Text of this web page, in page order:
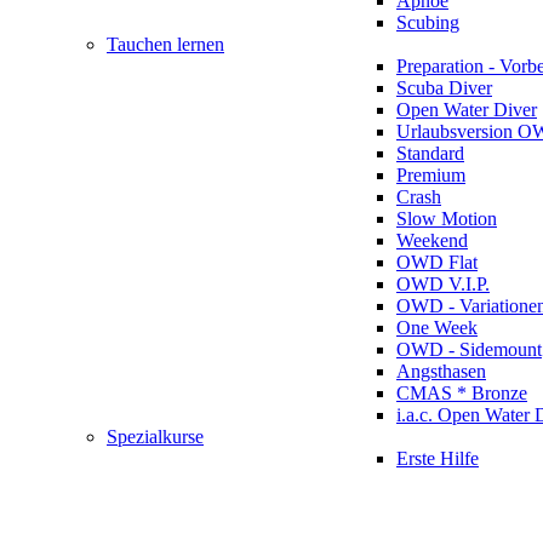
Scubing
Tauchen lernen
Preparation -
Scuba Diver
Open Water Diver
Urlaubsversion
Standard
Premium
Crash
Slow Motion
Weekend
OWD Flat
OWD V.I.P.
OWD -
One Week
OWD - Sidemount
Angsthasen
CMAS * Bronze
i.a.c. Open Water
Spezialkurse
Erste Hilfe